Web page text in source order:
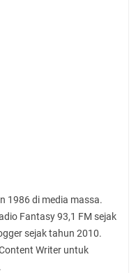
1986 di media massa.
Fantasy 93,1 FM sejak
sejak tahun 2010.
Writer untuk